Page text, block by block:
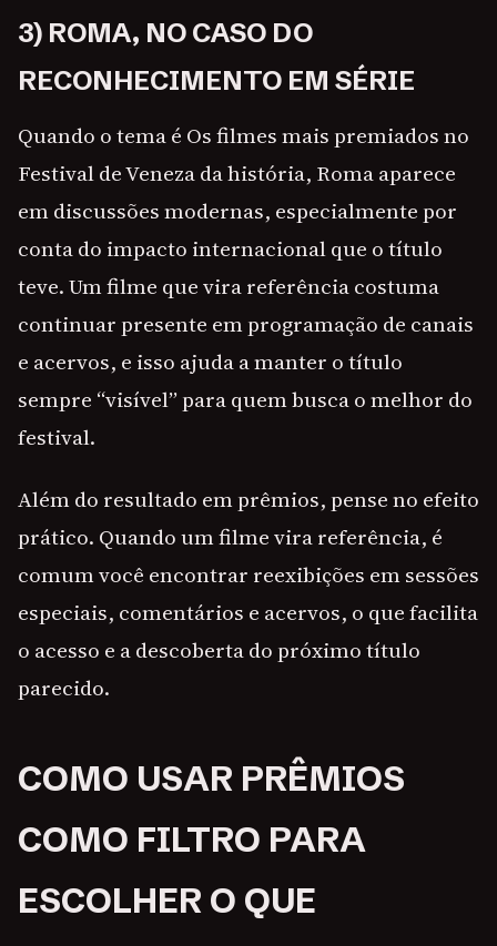
3) ROMA, NO CASO DO
RECONHECIMENTO EM SÉRIE
Quando o tema é Os filmes mais premiados no
Festival de Veneza da história, Roma aparece
em discussões modernas, especialmente por
conta do impacto internacional que o título
teve. Um filme que vira referência costuma
continuar presente em programação de canais
e acervos, e isso ajuda a manter o título
sempre “visível” para quem busca o melhor do
festival.
Além do resultado em prêmios, pense no efeito
prático. Quando um filme vira referência, é
comum você encontrar reexibições em sessões
especiais, comentários e acervos, o que facilita
o acesso e a descoberta do próximo título
parecido.
COMO USAR PRÊMIOS
COMO FILTRO PARA
ESCOLHER O QUE